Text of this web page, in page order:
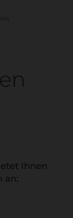
Ihnen
an: